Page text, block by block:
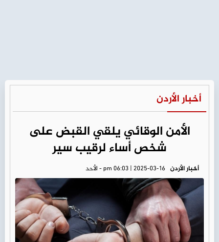
أخبار الأردن
الأمن الوقائي يلقي القبض على
شخص أساء لرقيب سير
أخبار الأردن pm 06:03 | 2025-03-16 - الأحد